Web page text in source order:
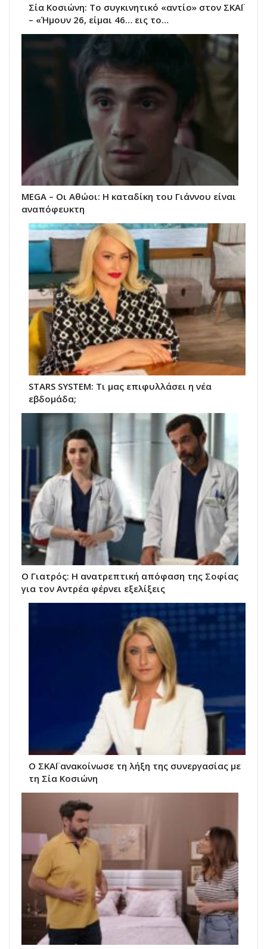
Σία Κοσιώνη: Το συγκινητικό «αντίο» στον ΣΚΑΪ
– «Ήμουν 26, είμαι 46… εις το…
MEGA – Οι Αθώοι: Η καταδίκη του Γιάννου είναι
αναπόφευκτη
STARS SYSTEM: Τι μας επιφυλλάσει η νέα
εβδομάδα;
Ο Γιατρός: Η ανατρεπτική απόφαση της Σοφίας
για τον Αντρέα φέρνει εξελίξεις
Ο ΣΚΑΪ ανακοίνωσε τη λήξη της συνεργασίας με
τη Σία Κοσιώνη